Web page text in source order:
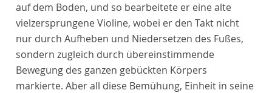
auf dem Boden, und so bearbeitete er eine alte
vielzersprungene Violine, wobei er den Takt nicht
nur durch Aufheben und Niedersetzen des Fußes,
sondern zugleich durch übereinstimmende
Bewegung des ganzen gebückten Körpers
markierte. Aber all diese Bemühung, Einheit in seine